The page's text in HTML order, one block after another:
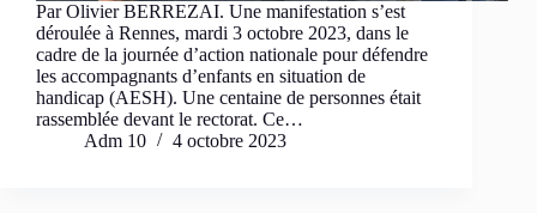
Par Olivier BERREZAI. Une manifestation s’est
déroulée à Rennes, mardi 3 octobre 2023, dans le
cadre de la journée d’action nationale pour défendre
les accompagnants d’enfants en situation de
handicap (AESH). Une centaine de personnes était
rassemblée devant le rectorat. Ce…
Adm 10
4 octobre 2023